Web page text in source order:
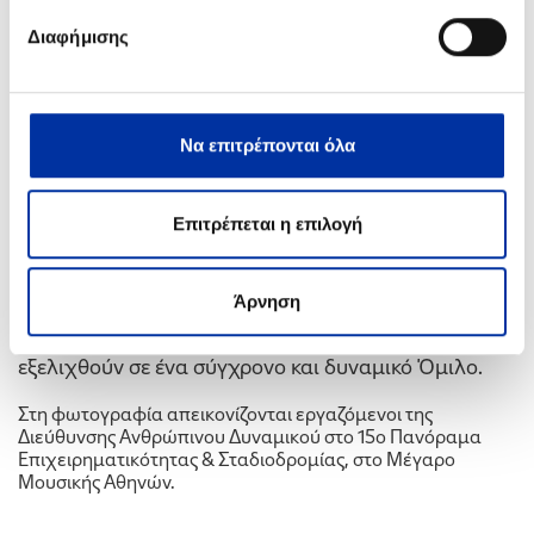
Διαφήμισης
Να επιτρέπονται όλα
Επιτρέπεται η επιλογή
Άρνηση
προγραμματίζει αντίστοιχη παρουσία στο
. Ανάλογες
δράσεις θα συνεχιστούν καθ’ όλη τη διάρκεια του
έτους και με άλλα κορυφαία Πανεπιστήμια της
Ελλάδας και του εξωτερικού.
φοιτητές και νέους επαγγελματίες τις σύγχρονες
προκλήσεις και ευκαιρίες του κλάδου της ενέργειας,
προσελκύοντας ταλέντα με τεχνολογική κατάρτιση,
όραμα για τη βιώσιμη ανάπτυξη και θέληση να
εξελιχθούν σε ένα σύγχρονο και δυναμικό Όμιλο.
Στη φωτογραφία απεικονίζονται εργαζόμενοι της
Διεύθυνσης Ανθρώπινου Δυναμικού στο 15ο Πανόραμα
Επιχειρηματικότητας & Σταδιοδρομίας, στο Μέγαρο
Μουσικής Αθηνών.